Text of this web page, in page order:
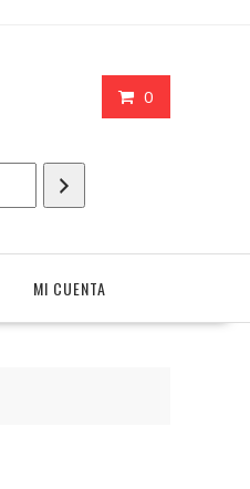
0
MI CUENTA